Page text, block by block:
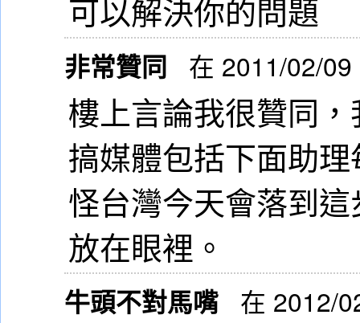
可以解決你的問題
非常贊同 在 2011/02/
樓上言論我很贊同
搞媒體包括下面助
怪台灣今天會落到
放在眼裡。
牛頭不對馬嘴 在 2012/